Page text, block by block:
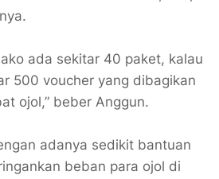
ada sekitar 40 paket, kalau
500 voucher yang dibagikan
ojol,” beber Anggun.
adanya sedikit bantuan
beban para ojol di